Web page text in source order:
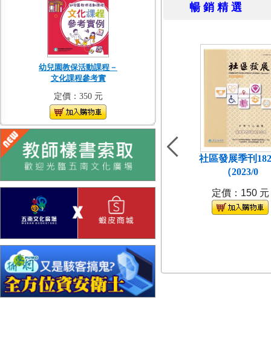
幼兒園教保活動課程－
文化課程參考實
定價：350 元
暢 銷 精
社區發展季刊
（2023/0
定價：150 元